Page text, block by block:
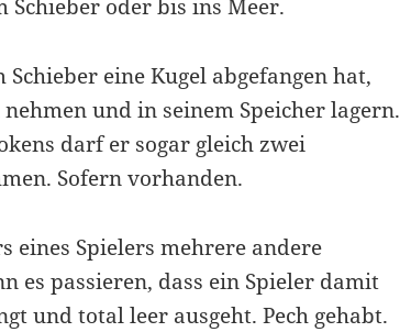
oder bis ins Meer.
eine Kugel abgefangen hat,
und in seinem Speicher lagern.
darf er sogar gleich zwei
Sofern vorhanden.
eines Spielers mehrere andere
es passieren, dass ein Spieler damit
und total leer ausgeht. Pech gehabt.